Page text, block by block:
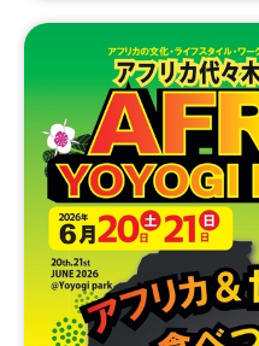
ふらっと遊びに来て、お花
みなさまのお越しをお待